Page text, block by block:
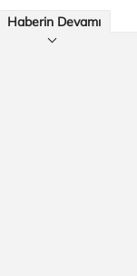
Haberin Devamı